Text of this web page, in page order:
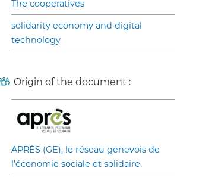
The cooperatives
solidarity economy and digital
technology
Origin of the document :
APRÈS (GE), le réseau genevois de
l’économie sociale et solidaire.